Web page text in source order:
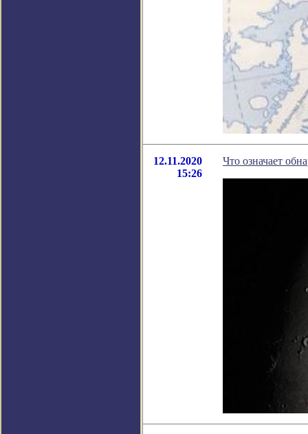
12.11.2020
15:26
Что означает